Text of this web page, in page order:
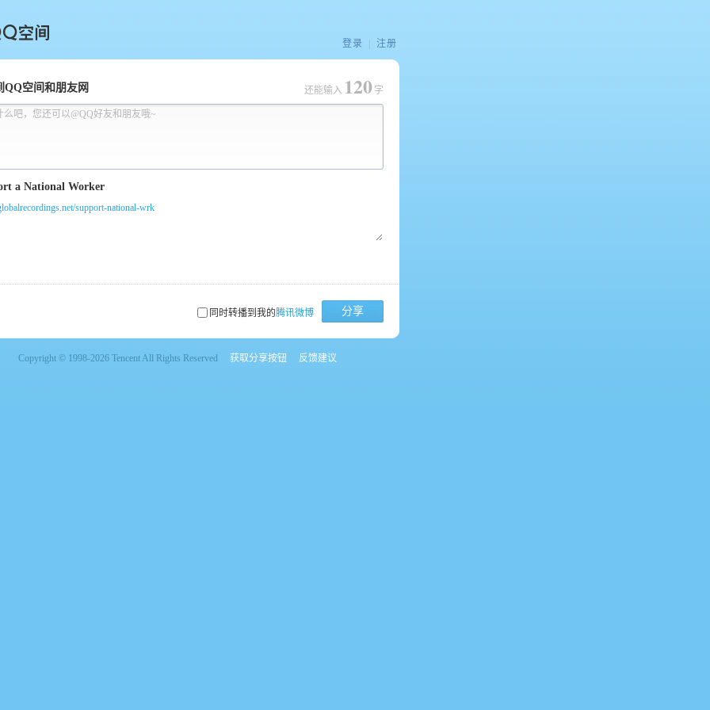
间
登录 注册
QQ空间和朋友网
么吧，您还可以@QQ好友和朋友哦~
还能输入 120 字
support-national-wrk
同时转播到我的腾讯微博 分享
Copyright © 1998-2026 Tencent All Rights Reserved 获取分享按钮 反馈建议